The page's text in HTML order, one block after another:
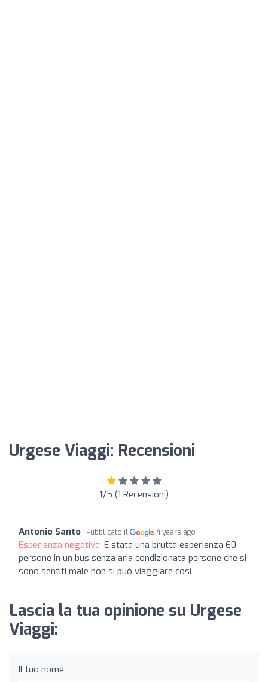
Urgese Viaggi: Recensioni
1/5 (1 Recensioni)
Antonio Santo Pubblicato il 4 years ago
Esperienza negativa: E stata una brutta esperienza 60
persone in un bus senza aria condizionata persone che si
sono sentiti male non si può viaggiare cosi
Lascia la tua opinione su Urgese
Viaggi:
Il tuo nome